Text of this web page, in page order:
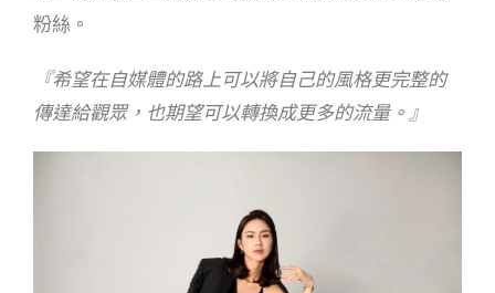
粉絲。
『希望在自媒體的路上可以將自己的風格更完整的
傳達給觀眾，也期望可以轉換成更多的流量。』